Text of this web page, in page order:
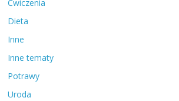
Ćwiczenia
Dieta
Inne
Inne tematy
Potrawy
Uroda